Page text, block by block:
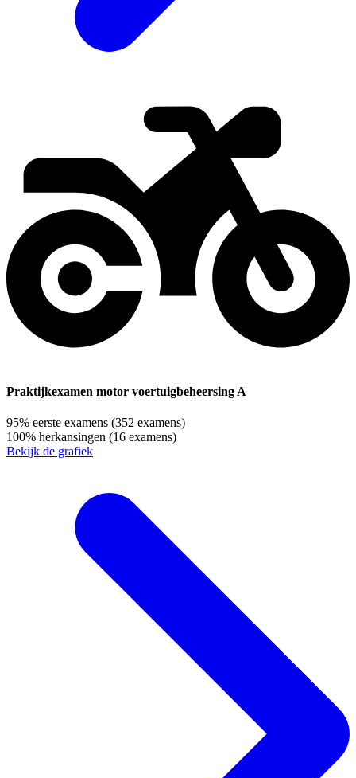
Praktijkexamen motor voertuigbeheersing A
95% eerste examens (352 examens)
100% herkansingen (16 examens)
Bekijk de grafiek